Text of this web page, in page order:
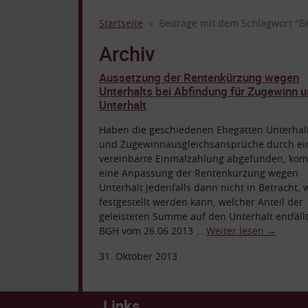
Startseite Beiträge mit dem Schlagwort
Archiv
Aussetzung der Rentenkürzung wegen
Unterhalts bei Abfindung für Zugewinn
Unterhalt
Haben die geschiedenen Ehegatten
und Zugewinnausgleichsansprüche durch
vereinbarte Einmalzahlung abgefunden,
eine Anpassung der Rentenkürzung wegen
Unterhalt jedenfalls dann nicht in Betracht,
festgestellt werden kann, welcher Anteil der
geleisteten Summe auf den Unterhalt
BGH vom 26.06.2013 … Weiter lesen →
31. Oktober 2013